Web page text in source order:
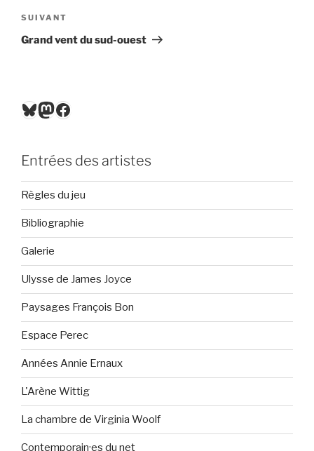
Article
suivant
SUIVANT
Grand vent du sud-ouest
Bluesky
Mastodon
Facebook
Entrées des artistes
Règles du jeu
Bibliographie
Galerie
Ulysse de James Joyce
Paysages François Bon
Espace Perec
Années Annie Ernaux
L'Arène Wittig
La chambre de Virginia Woolf
Contemporain·es du net